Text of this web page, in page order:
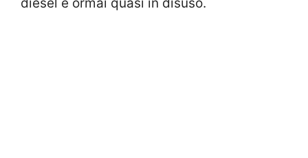
diesel è ormai quasi in disuso.